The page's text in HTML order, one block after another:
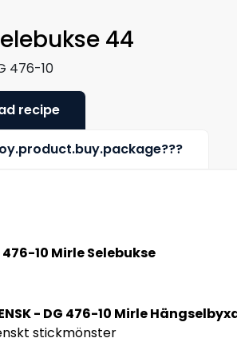
44
476-10
recipe
476-10 Mirle Selebukse
- DG 476-10 Mirle
stickmönster